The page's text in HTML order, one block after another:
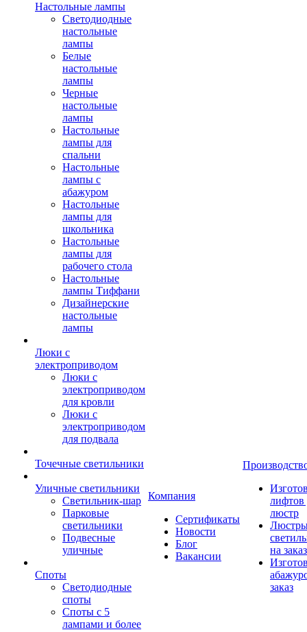
Настольные лампы
Светодиодные
настольные
лампы
Белые
настольные
лампы
Черные
настольные
лампы
Настольные
лампы для
спальни
Настольные
лампы с
абажуром
Настольные
лампы для
школьника
Настольные
лампы для
рабочего стола
Настольные
лампы Тиффани
Дизайнерские
настольные
лампы
Люки с
электроприводом
Люки с
электроприводом
для кровли
Люки с
электроприводом
для подвала
Точечные светильники
Уличные светильники
Светильник-шар
Парковые
светильники
Подвесные
уличные
Споты
Светодиодные
споты
Споты с 5
лампами и более
Компания
Сертификаты
Новости
Блог
Вакансии
лифтов
люстр
на заказ
заказ